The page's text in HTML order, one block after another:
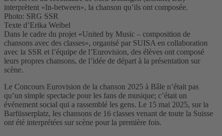
interprètent «In-between», la chanson qu’ils ont composée.
Photo: SRG SSR
Texte d’Erika Weibel
Dans le cadre du projet «United by Music – composition de
chansons avec des classes», organisé par SUISA en collaboration
avec la SSR et l’équipe de l’Eurovision, des élèves ont composé
leurs propres chansons, de l’idée de départ à la présentation sur
scène.
Le Concours Eurovision de la chanson 2025 à Bâle n’était pas
qu’un simple spectacle pour les fans de musique; c’était un
événement social qui a rassemblé les gens. Le 15 mai 2025, sur la
Barfüsserplatz, les chansons de 16 classes venant de toute la Suisse
ont été interprétées sur scène pour la première fois.